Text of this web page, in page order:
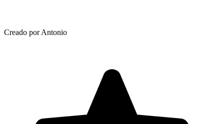
Creado por Antonio